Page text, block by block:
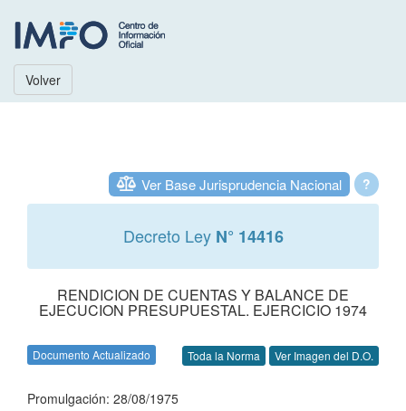
Volver
?
Ver Base Jurisprudencia Nacional
Decreto Ley N° 14416
RENDICION DE CUENTAS Y BALANCE DE
EJECUCION PRESUPUESTAL. EJERCICIO 1974
Documento Actualizado Toda la Norma Ver Imagen del D.O.
Promulgación: 28/08/1975